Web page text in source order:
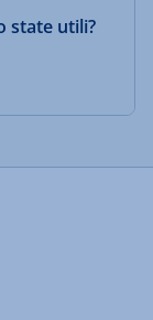
state utili?